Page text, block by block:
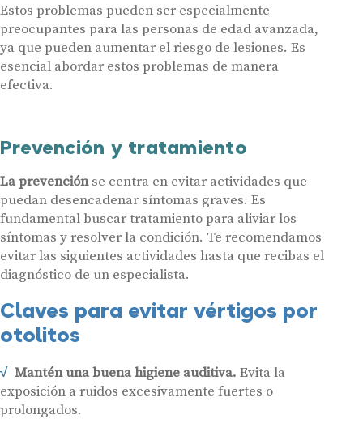
Estos problemas pueden ser especialmente
preocupantes para las personas de edad avanzada,
ya que pueden aumentar el riesgo de lesiones. Es
esencial abordar estos problemas de manera
efectiva.
Prevención y tratamiento
La prevenciónse centra en evitar actividades que
puedan desencadenar síntomas graves. Es
fundamental buscar tratamiento para aliviar los
síntomas y resolver la condición. Te recomendamos
evitar las siguientes actividades hasta que recibas el
diagnóstico de un especialista.
Claves para evitar vértigos por
otolitos
Mantén una buena higiene auditiva. Evita la
exposición a ruidos excesivamente fuertes o
prolongados.